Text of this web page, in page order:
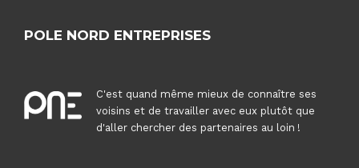
POLE NORD ENTREPRISES
C'est quand même mieux de connaître ses
voisins et de travailler avec eux plutôt que
d'aller chercher des partenaires au loin !